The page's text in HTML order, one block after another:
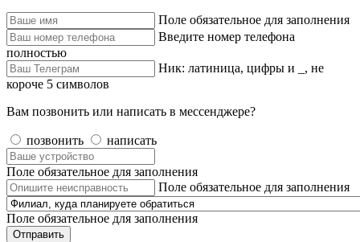
Поле обязательное для заполнения
Введите номер телефона
полностью
Ник: латиница, цифры и _, не
короче 5 символов
Вам позвонить или написать в мессенджере?
позвонить написать
Поле обязательное для заполнения
Поле обязательное для заполнения
Поле обязательное для заполнения
Отправить